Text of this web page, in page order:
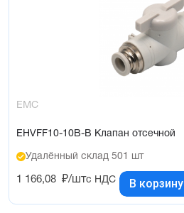
EMC
EHVFF10-10B-B Клапан отсечной
Удалённый склад 501 шт
1 166,08 ₽/штс НДС В корзину